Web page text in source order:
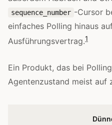
sequence_number -Cursor
einfaches Polling hinaus
Ausführungsvertrag.1
Ein Produkt, das bei
Agentenzustand meist auf